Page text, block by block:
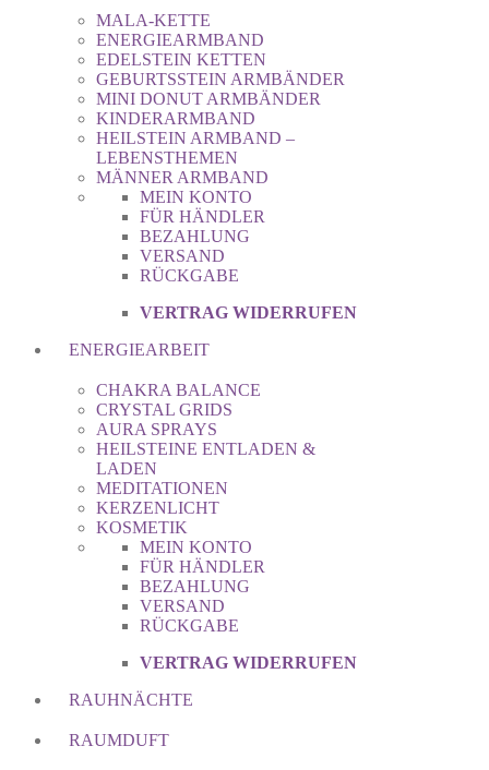
MALA-KETTE
ENERGIEARMBAND
EDELSTEIN KETTEN
GEBURTSSTEIN ARMBÄNDER
MINI DONUT ARMBÄNDER
KINDERARMBAND
HEILSTEIN ARMBAND –
LEBENSTHEMEN
MÄNNER ARMBAND
MEIN KONTO
FÜR HÄNDLER
BEZAHLUNG
VERSAND
RÜCKGABE
VERTRAG WIDERRUFEN
ENERGIEARBEIT
CHAKRA BALANCE
CRYSTAL GRIDS
AURA SPRAYS
HEILSTEINE ENTLADEN &
LADEN
MEDITATIONEN
KERZENLICHT
KOSMETIK
MEIN KONTO
FÜR HÄNDLER
BEZAHLUNG
VERSAND
RÜCKGABE
VERTRAG WIDERRUFEN
RAUHNÄCHTE
RAUMDUFT